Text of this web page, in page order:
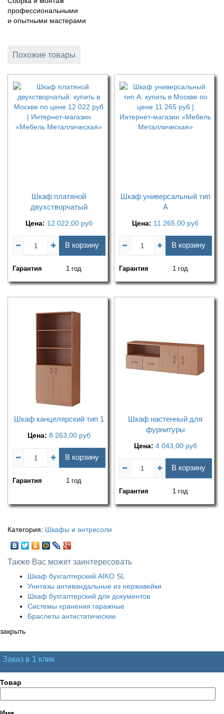
профессиональными
и опытными мастерами
Похожие товары
Шкаф платяной
двухстворчатый
Цена: 12 022,00 руб
В корзину
Гарантия 1 год
Шкаф универсальный тип
А
Цена: 11 265,00 руб
В корзину
Гарантия 1 год
Шкаф канцелярский тип 1
Цена: 8 263,00 руб
В корзину
Гарантия 1 год
Шкаф настенный для
фурнитуры
Цена: 4 043,00 руб
В корзину
Гарантия 1 год
Категория: Шкафы и антресоли
Также Вас может заинтересовать
Шкаф бухгалтерский AIKO SL
Унитазы антивандальные из нержавейки
Шкаф бухгалтерский для документов
Системы хранения гаражные
Браслеты антистатические
закрыть
Заказ в 1 клик
Товар